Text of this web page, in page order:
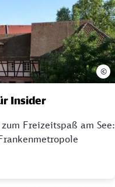
Insider
Freizeitspaß am See:
©